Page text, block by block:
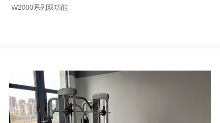
W2000系列双功能